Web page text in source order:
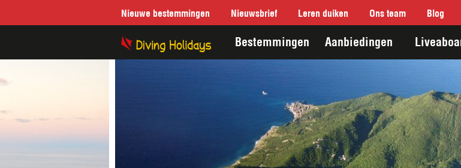
Nieuwe bestemmingen Nieuwsbrief Leren duiken Ons team Blog
Bestemmingen Aanbiedingen